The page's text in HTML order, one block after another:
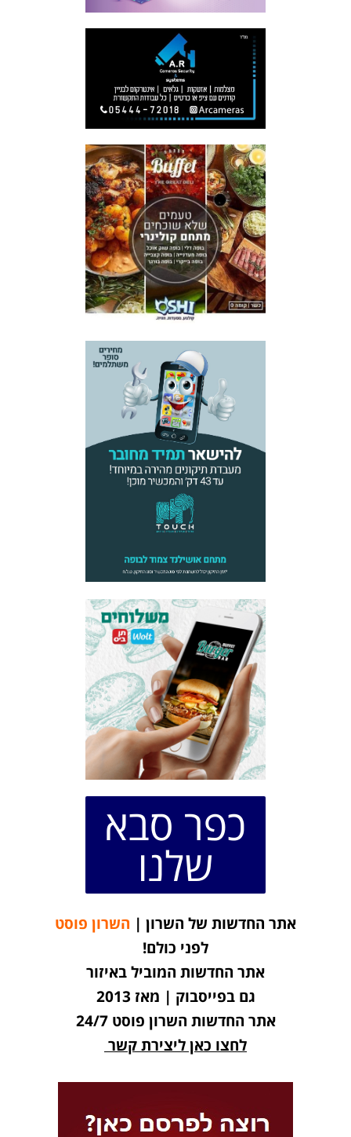
כפר סבא
שלנו
אתר החדשות של השרון | השרון פוסט
לפני כולם!
אתר החדשות המוביל באיזור
גם בפייסבוק | מאז 2013
אתר החדשות השרון פוסט 24/7
לחצו כאן ליצירת קשר